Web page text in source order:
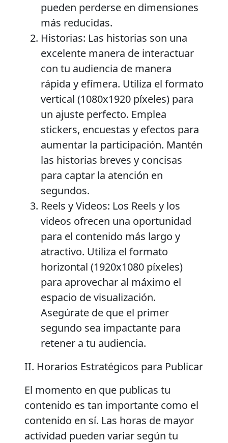
pueden perderse en dimensiones
más reducidas.
Historias: Las historias son una
excelente manera de interactuar
con tu audiencia de manera
rápida y efímera. Utiliza el formato
vertical (1080x1920 píxeles) para
un ajuste perfecto. Emplea
stickers, encuestas y efectos para
aumentar la participación. Mantén
las historias breves y concisas
para captar la atención en
segundos.
Reels y Videos: Los Reels y los
videos ofrecen una oportunidad
para el contenido más largo y
atractivo. Utiliza el formato
horizontal (1920x1080 píxeles)
para aprovechar al máximo el
espacio de visualización.
Asegúrate de que el primer
segundo sea impactante para
retener a tu audiencia.
II. Horarios Estratégicos para Publicar
El momento en que publicas tu
contenido es tan importante como el
contenido en sí. Las horas de mayor
actividad pueden variar según tu